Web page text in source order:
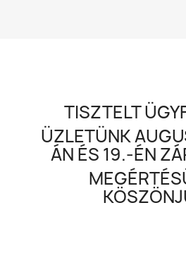
TISZTELT
ÜZLETÜNK
ÁN ÉS 19.-ÉN